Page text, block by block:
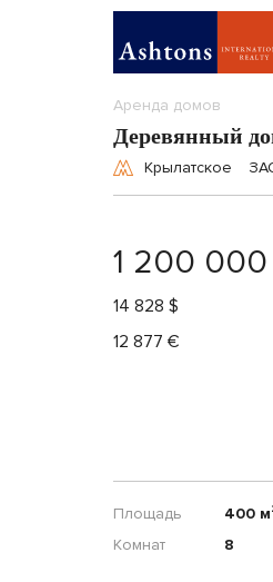
Аренда домов
Деревянный
Крылатское
1 200 000
14 828 $
12 877 €
Площадь
400
Комнат
8